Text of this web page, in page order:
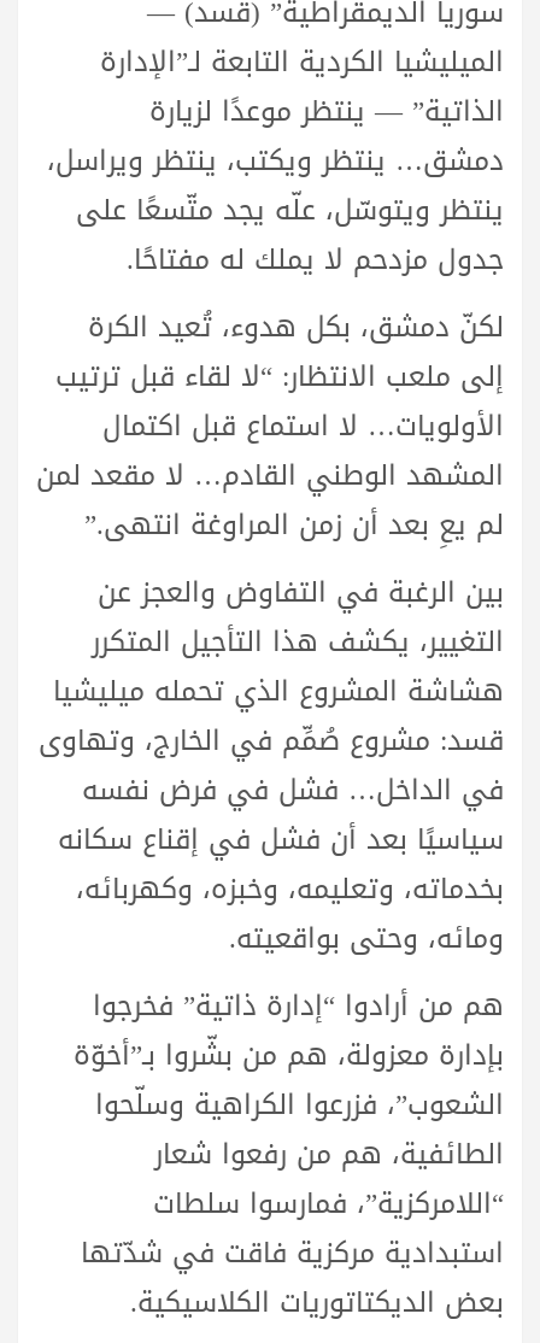
سوريا الديمقراطية” (قسد) —
الميليشيا الكردية التابعة لـ”الإدارة
الذاتية” — ينتظر موعدًا لزيارة
دمشق… ينتظر ويكتب، ينتظر ويراسل،
ينتظر ويتوسّل، علّه يجد متّسعًا على
جدول مزدحم لا يملك له مفتاحًا.
لكنّ دمشق، بكل هدوء، تُعيد الكرة
إلى ملعب الانتظار: “لا لقاء قبل ترتيب
الأولويات… لا استماع قبل اكتمال
المشهد الوطني القادم… لا مقعد لمن
لم يعِ بعد أن زمن المراوغة انتهى.”
بين الرغبة في التفاوض والعجز عن
التغيير، يكشف هذا التأجيل المتكرر
هشاشة المشروع الذي تحمله ميليشيا
قسد: مشروع صُمِّم في الخارج، وتهاوى
في الداخل… فشل في فرض نفسه
سياسيًا بعد أن فشل في إقناع سكانه
بخدماته، وتعليمه، وخبزه، وكهربائه،
ومائه، وحتى بواقعيته.
هم من أرادوا “إدارة ذاتية” فخرجوا
بإدارة معزولة، هم من بشّروا بـ”أخوّة
الشعوب”، فزرعوا الكراهية وسلّحوا
الطائفية، هم من رفعوا شعار
“اللامركزية”، فمارسوا سلطات
استبدادية مركزية فاقت في شدّتها
بعض الديكتاتوريات الكلاسيكية.